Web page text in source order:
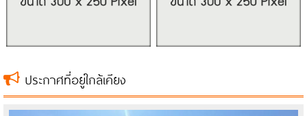
ประกาศที่อยู่ใกล้เคียง